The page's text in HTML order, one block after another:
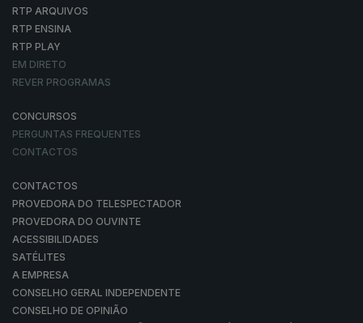
RTP ARQUIVOS
RTP ENSINA
RTP PLAY
EM DIRETO
REVER PROGRAMAS
CONCURSOS
PERGUNTAS FREQUENTES
CONTACTOS
CONTACTOS
PROVEDORA DO TELESPECTADOR
PROVEDORA DO OUVINTE
ACESSIBILIDADES
SATÉLITES
A EMPRESA
CONSELHO GERAL INDEPENDENTE
CONSELHO DE OPINIÃO